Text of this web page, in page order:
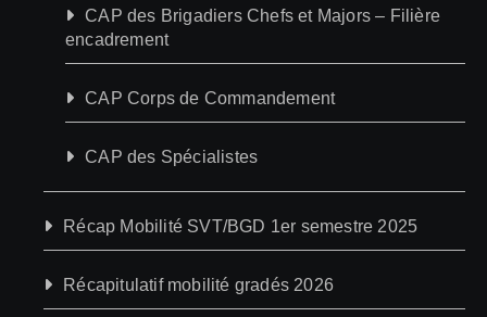
CAP des Brigadiers Chefs et Majors – Filière
encadrement
CAP Corps de Commandement
CAP des Spécialistes
Récap Mobilité SVT/BGD 1er semestre 2025
Récapitulatif mobilité gradés 2026